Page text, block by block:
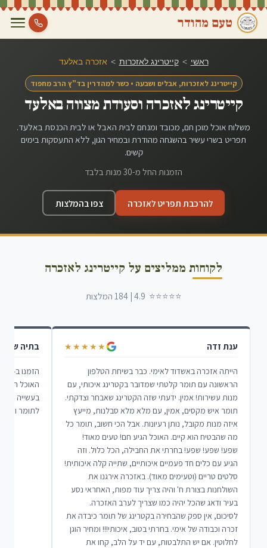
טעם מהודר
ראשי > קייטרינג לאזכרות > אזכרה באלעד
קייטרינג לאזכרות, אבלים ושבעה • כשר למהדרין בד"ץ הרב מחפוד
קייטרינג לאזכרה וסעודת מצווה באלעד
משלוח אוכל מוכן חם, מכובד ומנחם לבית האבל או לבית הכנסת באלעד.
תפריט בשרי עשיר בהשגחה מהודרת ובמחיר הגון, ללא התעסקות בימים
קשים.
הזמנות החל מ-30 מנות בלבד
להרכבת תפריט לאזכרה צפו בהמלצות
לקוחות ממליצים על קייטרינג לאזכרה
⭐⭐⭐⭐⭐ 4.9 | 184 המלצות
ענת זדה ★★★★★
הייתה אזכרה באשדוד לאימי. כבר בשיחת הטלפון
הראשונה עם תומר קלטתי שמדובר בקטרינג איכותי, עם
מנות עשירות! אמין. ידעתי שזה הקטרינג שאבחר וצדקתי.
תומר איש מקסים, אמין, עם מלא מלא סבלנות, מייעץ
איזה מנות מקובל, נותן רעיונות. אבל הכי חשוב, תומר כל
מה שהבטיח הוא קיים. האוכל הגיע חם! טעים מאוד!
שפע! שפע! שפע! בחרתי את החבילה, הכל כלול. וזה
הגיע עם כלים חד פעמיים איכותיים, שתייה קלה איכותית!
סלטים טריים (וטעימים מאוד). באזכרה אירגנו את
השולחנות בצורת ח' והיה צריך עוד מפות, האחראי נסע
בעיר ודאג שהכל יהיה כמו שצריך לערב האזכרה.
לסיכום, אין ספק שהבחירה בקטרינג של תומר כיבדה את
זכרה וכבודה של אימי. בחרתי בטוב, איכותי!!! ומחיר הוגן
לחלוטין. אם יש התלבטות, עם יד על הלב, קחו את
בתיה
האוכל
בעשייה
לתומר